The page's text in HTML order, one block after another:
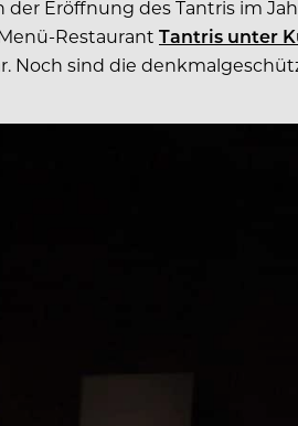
der Eröffnung des Tantris im
Restaurant Tantris unter
Noch sind die